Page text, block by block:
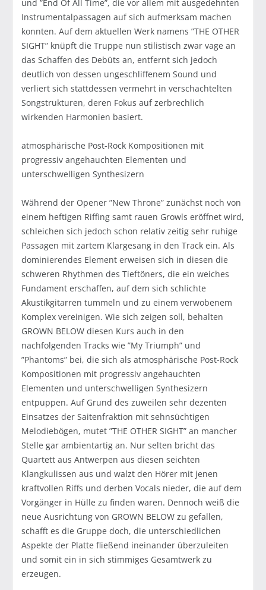
und ”End Of All Time”, die vor allem mit ausgedehnten
Instrumentalpassagen auf sich aufmerksam machen
konnten. Auf dem aktuellen Werk namens ”THE OTHER
SIGHT” knüpft die Truppe nun stilistisch zwar vage an
das Schaffen des Debüts an, entfernt sich jedoch
deutlich von dessen ungeschliffenem Sound und
verliert sich stattdessen vermehrt in verschachtelten
Songstrukturen, deren Fokus auf zerbrechlich
wirkenden Harmonien basiert.
atmosphärische Post-Rock Kompositionen mit
progressiv angehauchten Elementen und
unterschwelligen Synthesizern
Während der Opener ”New Throne” zunächst noch von
einem heftigen Riffing samt rauen Growls eröffnet wird,
schleichen sich jedoch schon relativ zeitig sehr ruhige
Passagen mit zartem Klargesang in den Track ein. Als
dominierendes Element erweisen sich in diesen die
schweren Rhythmen des Tieftöners, die ein weiches
Fundament erschaffen, auf dem sich schlichte
Akustikgitarren tummeln und zu einem verwobenem
Komplex vereinigen. Wie sich zeigen soll, behalten
GROWN BELOW diesen Kurs auch in den
nachfolgenden Tracks wie ”My Triumph” und
”Phantoms” bei, die sich als atmosphärische Post-Rock
Kompositionen mit progressiv angehauchten
Elementen und unterschwelligen Synthesizern
entpuppen. Auf Grund des zuweilen sehr dezenten
Einsatzes der Saitenfraktion mit sehnsüchtigen
Melodiebögen, mutet ”THE OTHER SIGHT” an mancher
Stelle gar ambientartig an. Nur selten bricht das
Quartett aus Antwerpen aus diesen seichten
Klangkulissen aus und walzt den Hörer mit jenen
kraftvollen Riffs und derben Vocals nieder, die auf dem
Vorgänger in Hülle zu finden waren. Dennoch weiß die
neue Ausrichtung von GROWN BELOW zu gefallen,
schafft es die Gruppe doch, die unterschiedlichen
Aspekte der Platte fließend ineinander überzuleiten
und somit ein in sich stimmiges Gesamtwerk zu
erzeugen.